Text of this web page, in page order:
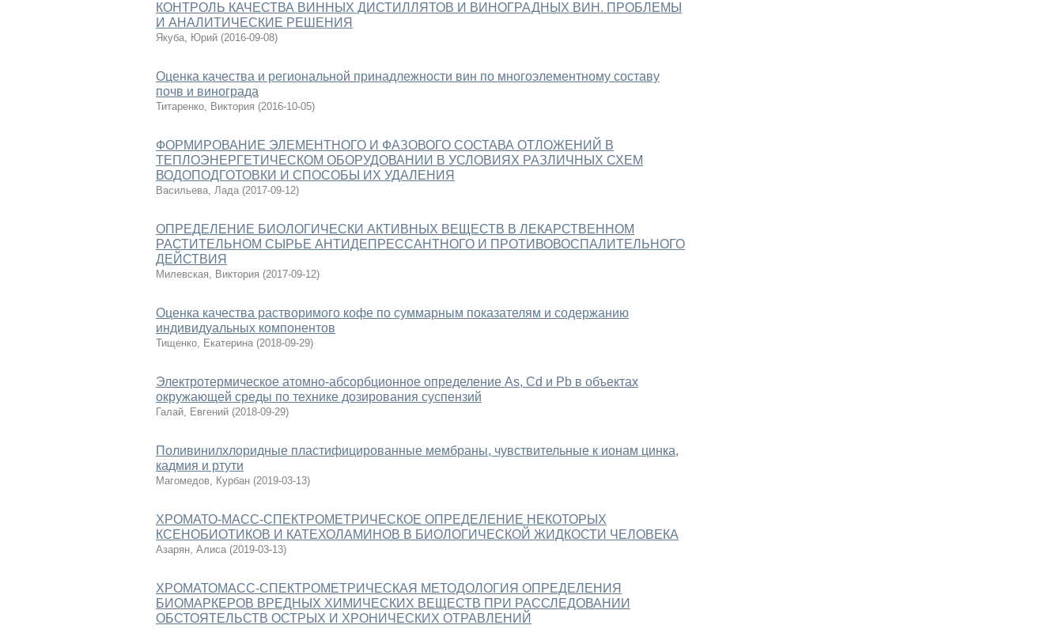
КОНТРОЛЬ КАЧЕСТВА ВИННЫХ ДИСТИЛЛЯТОВ И ВИНОГРАДНЫХ ВИН. ПРОБЛЕМЫ
И АНАЛИТИЧЕСКИЕ РЕШЕНИЯ
Якуба, Юрий (2016-09-08)
Оценка качества и региональной принадлежности вин по многоэлементному составу
почв и винограда
Титаренко, Виктория (2016-10-05)
ФОРМИРОВАНИЕ ЭЛЕМЕНТНОГО И ФАЗОВОГО СОСТАВА ОТЛОЖЕНИЙ В
ТЕПЛОЭНЕРГЕТИЧЕСКОМ ОБОРУДОВАНИИ В УСЛОВИЯХ РАЗЛИЧНЫХ СХЕМ
ВОДОПОДГОТОВКИ И СПОСОБЫ ИХ УДАЛЕНИЯ
Васильева, Лада (2017-09-12)
ОПРЕДЕЛЕНИЕ БИОЛОГИЧЕСКИ АКТИВНЫХ ВЕЩЕСТВ В ЛЕКАРСТВЕННОМ
РАСТИТЕЛЬНОМ СЫРЬЕ АНТИДЕПРЕССАНТНОГО И ПРОТИВОВОСПАЛИТЕЛЬНОГО
ДЕЙСТВИЯ
Милевская, Виктория (2017-09-12)
Оценка качества растворимого кофе по суммарным показателям и содержанию
индивидуальных компонентов
Тищенко, Екатерина (2018-09-29)
Электротермическое атомно-абсорбционное определение As, Cd и Pb в объектах
окружающей среды по технике дозирования суспензий
Галай, Евгений (2018-09-29)
Поливинилхлоридные пластифицированные мембраны, чувствительные к ионам цинка,
кадмия и ртути
Магомедов, Курбан (2019-03-13)
ХРОМАТО-МАСС-СПЕКТРОМЕТРИЧЕСКОЕ ОПРЕДЕЛЕНИЕ НЕКОТОРЫХ
КСЕНОБИОТИКОВ И КАТЕХОЛАМИНОВ В БИОЛОГИЧЕСКОЙ ЖИДКОСТИ ЧЕЛОВЕКА
Азарян, Алиса (2019-03-13)
ХРОМАТОМАСС-СПЕКТРОМЕТРИЧЕСКАЯ МЕТОДОЛОГИЯ ОПРЕДЕЛЕНИЯ
БИОМАРКЕРОВ ВРЕДНЫХ ХИМИЧЕСКИХ ВЕЩЕСТВ ПРИ РАССЛЕДОВАНИИ
ОБСТОЯТЕЛЬСТВ ОСТРЫХ И ХРОНИЧЕСКИХ ОТРАВЛЕНИЙ